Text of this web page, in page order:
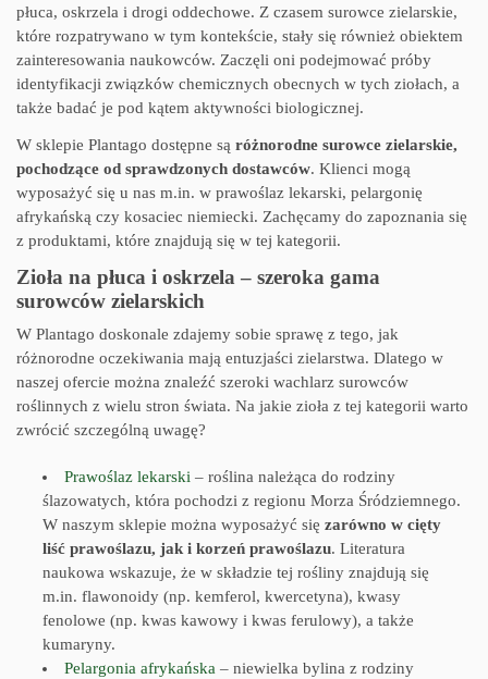
płuca, oskrzela i drogi oddechowe. Z czasem surowce zielarskie,
które rozpatrywano w tym kontekście, stały się również obiektem
zainteresowania naukowców. Zaczęli oni podejmować próby
identyfikacji związków chemicznych obecnych w tych ziołach, a
także badać je pod kątem aktywności biologicznej.
W sklepie Plantago dostępne są różnorodne surowce zielarskie,
pochodzące od sprawdzonych dostawców. Klienci mogą
wyposażyć się u nas m.in. w prawoślaz lekarski, pelargonię
afrykańską czy kosaciec niemiecki. Zachęcamy do zapoznania się
z produktami, które znajdują się w tej kategorii.
Zioła na płuca i oskrzela – szeroka gama
surowców zielarskich
W Plantago doskonale zdajemy sobie sprawę z tego, jak
różnorodne oczekiwania mają entuzjaści zielarstwa. Dlatego w
naszej ofercie można znaleźć szeroki wachlarz surowców
roślinnych z wielu stron świata. Na jakie zioła z tej kategorii warto
zwrócić szczególną uwagę?
Prawoślaz lekarski – roślina należąca do rodziny
ślazowatych, która pochodzi z regionu Morza Śródziemnego.
W naszym sklepie można wyposażyć się zarówno w cięty
liść prawoślazu, jak i korzeń prawoślazu. Literatura
naukowa wskazuje, że w składzie tej rośliny znajdują się
m.in. flawonoidy (np. kemferol, kwercetyna), kwasy
fenolowe (np. kwas kawowy i kwas ferulowy), a także
kumaryny.
Pelargonia afrykańska – niewielka bylina z rodziny